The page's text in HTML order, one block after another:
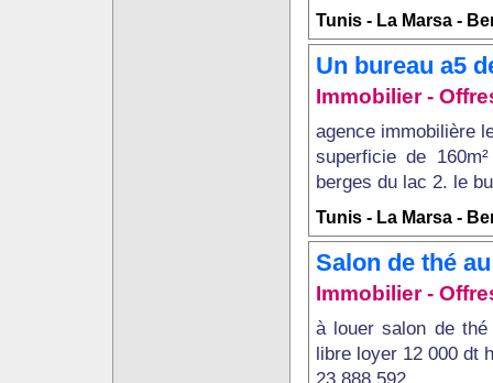
Tunis - La Marsa -
Un bureau a5
Immobilier -
agence immobilière
superficie de
berges du lac 2. le
Tunis - La Marsa -
Salon de thé
Immobilier -
à louer salon de
libre loyer 12 000 dt
23 888 592 ...